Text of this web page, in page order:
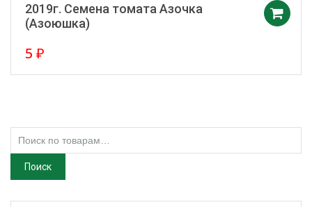
2019г. Семена томата Азочка
(Азоюшка)
5 ₽
Искать:
Поиск